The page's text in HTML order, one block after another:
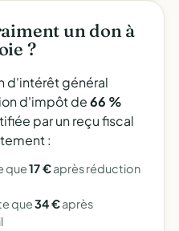
un don à
?
d'intérêt général
d'impôt de66 %
par un reçu fiscal
:
que17 €après réduction
que34 €après